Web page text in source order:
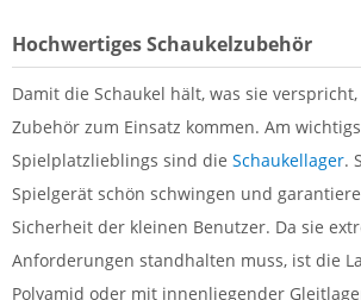
Hochwertiges Schaukelzubehör
Damit die Schaukel hält, was sie
Zubehör zum Einsatz kommen. Am
Spielplatzlieblings sind die Schaukellager.
Spielgerät schön schwingen und
Sicherheit der kleinen Benutzer. Da sie
Anforderungen standhalten muss, ist die
Polyamid oder mit innenliegender